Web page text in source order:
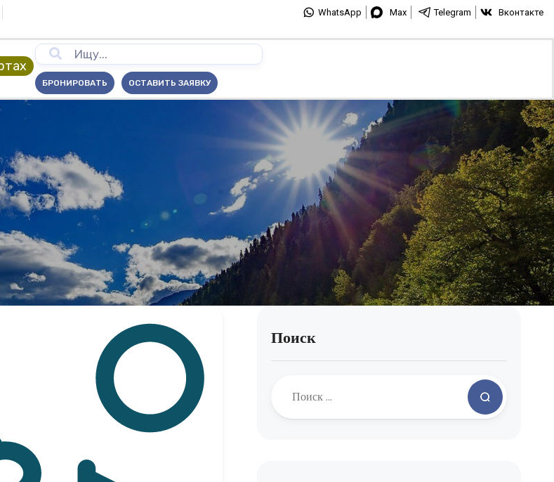
WhatsApp Max Telegram Вконтакте
БРОНИРОВАТЬ ОСТАВИТЬ ЗАЯВКУ
Поиск